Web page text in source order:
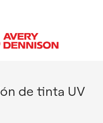
de tinta UV